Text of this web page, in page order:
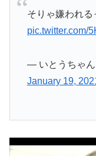
そりゃ嫌われる
pic.twitter.com/
— いとうちゃん
January 19,